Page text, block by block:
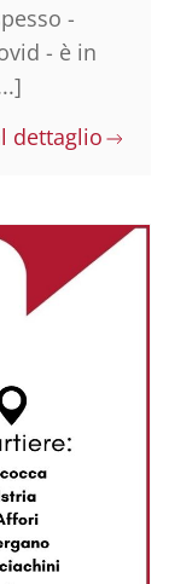
-
- è in
dettaglio